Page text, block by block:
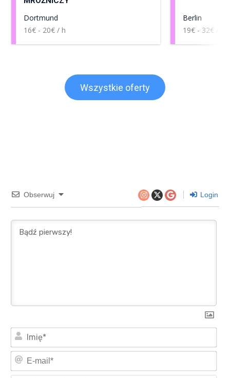
Dortmund
16€ - 20€ / h
Berlin
19€ - 32€ / h
Wszystkie oferty
Obserwuj Login
E-